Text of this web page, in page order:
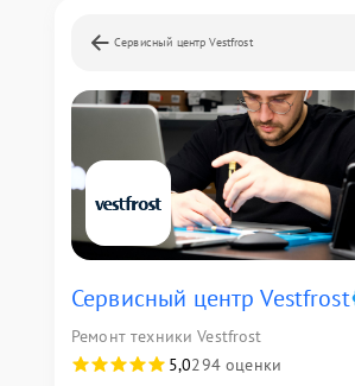
Сервисный центр Vestfrost
Сервисный центр Vestfrost
Ремонт техники Vestfrost
5,0294 оценки